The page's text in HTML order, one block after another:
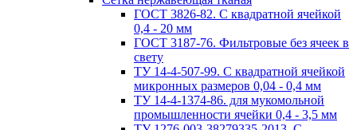
ГОСТ 3826-82. C квадратной ячейкой
0,4 - 20 мм
ГОСТ 3187-76. Фильтровые без ячеек в
свету
ТУ 14-4-507-99. C квадратной ячейкой
микронных размеров 0,04 - 0,4 мм
ТУ 14-4-1374-86. для мукомольной
промышленности ячейки 0,4 - 3,5 мм